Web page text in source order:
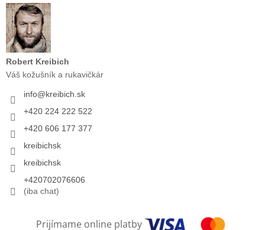
Robert Kreibich
Váš kožušník a rukavičkár
info@kreibich.sk
+420 224 222 522
+420 606 177 377
kreibichsk
kreibichsk
+420702076606
(iba chat)
Prijímame online platby